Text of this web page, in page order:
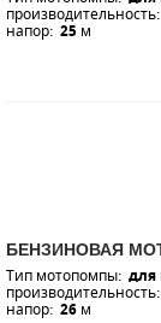
производительность:
напор: 25 м
БЕНЗИНОВАЯ
Тип мотопомпы: для
производительность:
напор: 26 м